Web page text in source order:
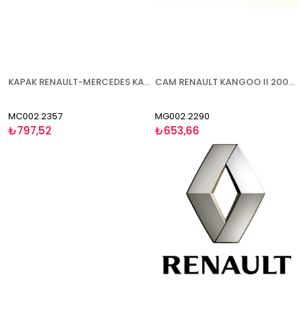
KAPAK RENAULT-MERCEDES KANGOO-CİTAN W145 2013- SAĞ
MC002.2357
₺797,52
CAM RENAULT KANGOO II 2003-2007 ISITMALI ASFERİK SAĞ/SOL
MG002.2290
₺653,66